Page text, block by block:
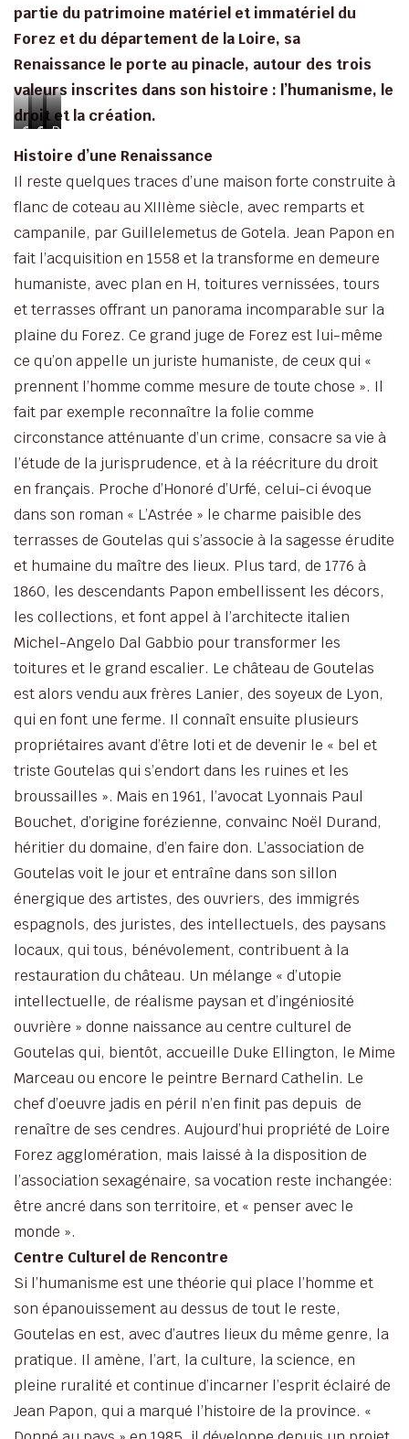
partie du patrimoine matériel et immatériel du
Forez et du département de la Loire, sa
Renaissance le porte au pinacle, autour des trois
valeurs inscrites dans son histoire : l’humanisme, le
droit et la création.
©Philippe_Mesa
©Philippe_Mesa
©Château
de
©Agathe
Waechter
Duke
Ellington
Goutelas
©
Château
Goutelas
Histoire d’une Renaissance
Il reste quelques traces d’une maison forte construite à
flanc de coteau au XIIIème siècle, avec remparts et
campanile, par Guillelemetus de Gotela. Jean Papon en
fait l’acquisition en 1558 et la transforme en demeure
humaniste, avec plan en H, toitures vernissées, tours
et terrasses offrant un panorama incomparable sur la
plaine du Forez. Ce grand juge de Forez est lui-même
ce qu’on appelle un juriste humaniste, de ceux qui «
prennent l’homme comme mesure de toute chose ». Il
fait par exemple reconnaître la folie comme
circonstance atténuante d’un crime, consacre sa vie à
l’étude de la jurisprudence, et à la réécriture du droit
en français. Proche d’Honoré d’Urfé, celui-ci évoque
dans son roman « L’Astrée » le charme paisible des
terrasses de Goutelas qui s’associe à la sagesse érudite
et humaine du maître des lieux. Plus tard, de 1776 à
1860, les descendants Papon embellissent les décors,
les collections, et font appel à l’architecte italien
Michel-Angelo Dal Gabbio pour transformer les
toitures et le grand escalier. Le château de Goutelas
est alors vendu aux frères Lanier, des soyeux de Lyon,
qui en font une ferme. Il connaît ensuite plusieurs
propriétaires avant d’être loti et de devenir le « bel et
triste Goutelas qui s’endort dans les ruines et les
broussailles ». Mais en 1961, l’avocat Lyonnais Paul
Bouchet, d’origine forézienne, convainc Noël Durand,
héritier du domaine, d’en faire don. L’association de
Goutelas voit le jour et entraîne dans son sillon
énergique des artistes, des ouvriers, des immigrés
espagnols, des juristes, des intellectuels, des paysans
locaux, qui tous, bénévolement, contribuent à la
restauration du château. Un mélange « d’utopie
intellectuelle, de réalisme paysan et d’ingéniosité
ouvrière » donne naissance au centre culturel de
Goutelas qui, bientôt, accueille Duke Ellington, le Mime
Marceau ou encore le peintre Bernard Cathelin. Le
chef d’oeuvre jadis en péril n’en finit pas depuis de
renaître de ses cendres. Aujourd’hui propriété de Loire
Forez agglomération, mais laissé à la disposition de
l’association sexagénaire, sa vocation reste inchangée:
être ancré dans son territoire, et « penser avec le
monde ».
Centre Culturel de Rencontre
Si l’humanisme est une théorie qui place l’homme et
son épanouissement au dessus de tout le reste,
Goutelas en est, avec d’autres lieux du même genre, la
pratique. Il amène, l’art, la culture, la science, en
pleine ruralité et continue d’incarner l’esprit éclairé de
Jean Papon, qui a marqué l’histoire de la province. «